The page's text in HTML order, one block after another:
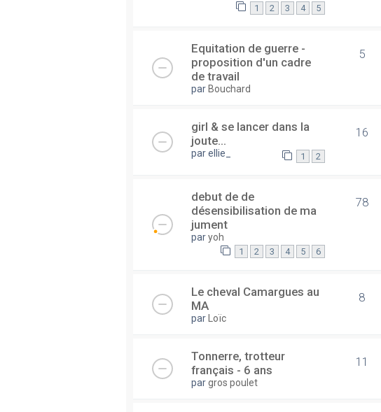
1 2 3 4 5
Equitation de guerre -
proposition d'un cadre
de travail
parBouchard
5
girl & se lancer dans la
joute...
parellie_ 1 2
16
debut de de
désensibilisation de ma
jument
paryoh
1 2 3 4 5 6
78
Le cheval Camargues au
MA
par Loïc
8
Tonnerre, trotteur
français - 6 ans
pargros poulet
11